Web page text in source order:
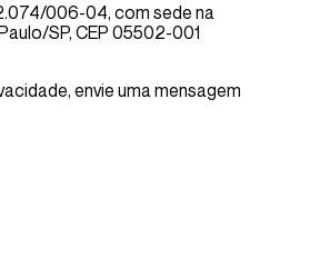
006-04, com sede na
SP, CEP 05502-001
envie uma mensagem